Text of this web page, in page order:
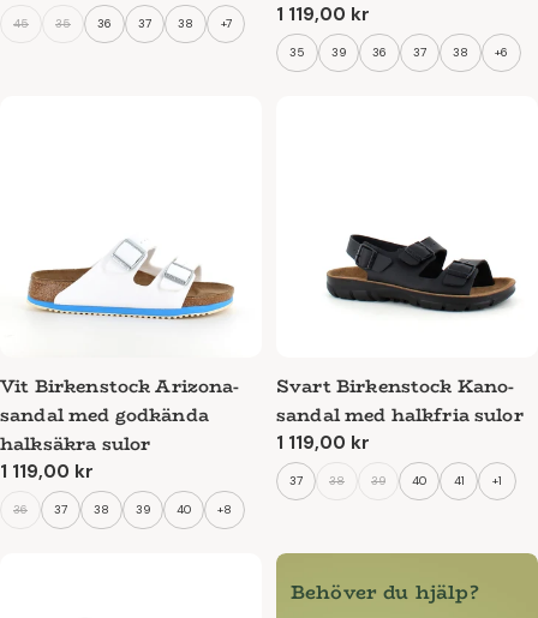
45 35 36 37 38 +7
Ordinarie
pris
1 119,00 kr
35 39 36 37 38 +6
Vit Birkenstock Arizona-
sandal med godkända
halksäkra sulor
Ordinarie
1 119,00 kr
36 37 38 39 40 +8
Svart Birkenstock Kano-
sandal med halkfria sulor
Ordinarie
pris
1 119,00 kr
37 38 39 40 41 +1
Behöver du hjälp?